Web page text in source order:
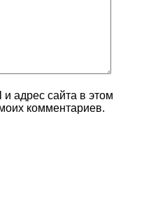
адрес сайта в этом
комментариев.